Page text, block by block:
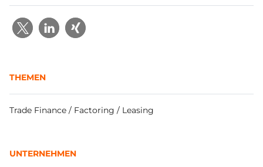
THEMEN
Trade Finance / Factoring / Leasing
UNTERNEHMEN